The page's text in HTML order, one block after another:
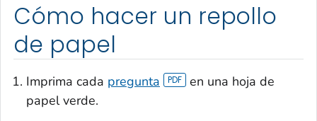
Cómo hacer un repollo
de papel
Imprima cada pregunta
en una hoja de
papel verde.